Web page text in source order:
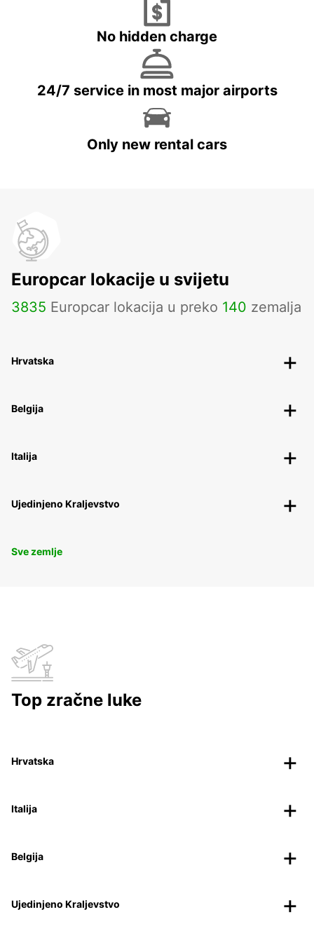
No hidden charge
24/7 service in most major airports
Only new rental cars
Europcar lokacije u svijetu
3835 Europcar lokacija u preko 140 zemalja
Hrvatska
Belgija
Italija
Ujedinjeno Kraljevstvo
Sve zemlje
Top zračne luke
Hrvatska
Italija
Belgija
Ujedinjeno Kraljevstvo